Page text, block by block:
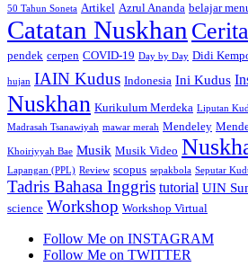
50 Tahun Soneta Artikel Azrul Ananda belajar
Catatan Nuskhan
pendek cerpen COVID-19 Day by Day Didi
hujan IAIN Kudus Indonesia Ini Kudus
Nuskhan Kurikulum Merdeka Liputan
Madrasah Tsanawiyah mawar merah Mendeley
Khoiriyyah Bae Musik Musik Video
Lapangan (PPL) Review scopus sepakbola Seputar
Tadris Bahasa Inggris tutorial UIN
science Workshop Workshop Virtual
Follow Me on INSTAGRAM
Follow Me on TWITTER